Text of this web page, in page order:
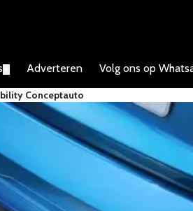
Adverteren Volg ons op
Conceptauto